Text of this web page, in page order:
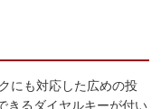
にも対応した広めの投
きるダイヤルキーが付い